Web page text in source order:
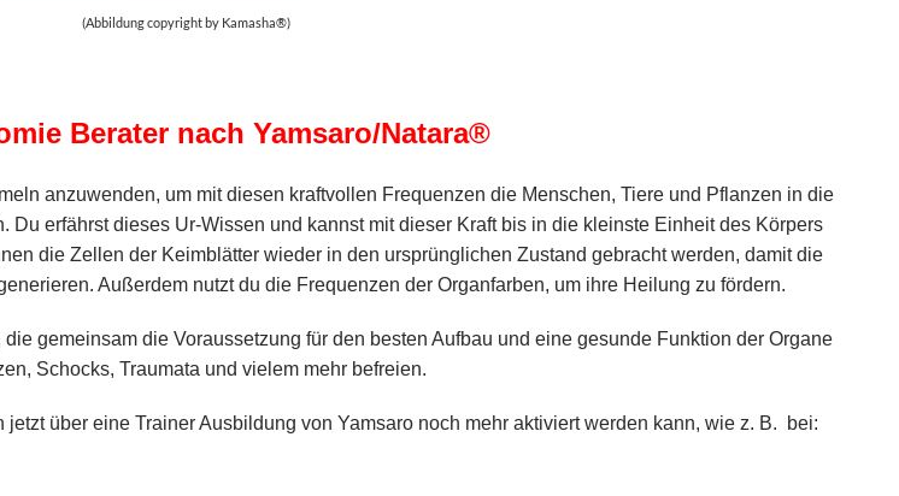
copyright by Kamasha®)
Berater nach Yamsaro/Natara®
anzuwenden, um mit diesen kraftvollen Frequenzen die Menschen, Tiere und Pflanzen in die
erfährst dieses Ur-Wissen und kannst mit dieser Kraft bis in die kleinste Einheit des Körpers
die Zellen der Keimblätter wieder in den ursprünglichen Zustand gebracht werden, damit die
Außerdem nutzt du die Frequenzen der Organfarben, um ihre Heilung zu fördern.
gemeinsam die Voraussetzung für den besten Aufbau und eine gesunde Funktion der Organe
Schocks, Traumata und vielem mehr befreien.
über eine Trainer Ausbildung von Yamsaro noch mehr aktiviert werden kann, wie z. B. bei: